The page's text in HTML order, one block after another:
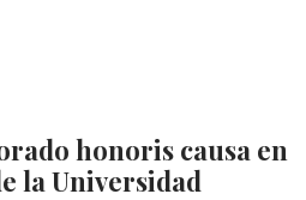
honoris causa en
la Universidad